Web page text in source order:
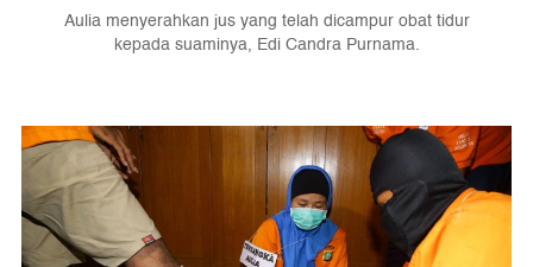
Aulia menyerahkan jus yang telah dicampur obat tidur
kepada suaminya, Edi Candra Purnama.